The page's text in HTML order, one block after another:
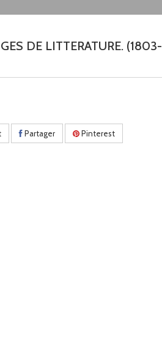
DE LITTERATURE. (1803-
Partager Pinterest